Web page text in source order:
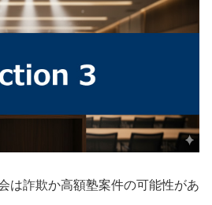
は詐欺か高額塾案件の可能性があ